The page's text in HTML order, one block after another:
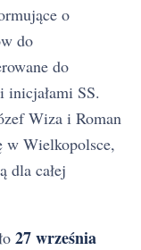
o
do
do
SS.
Wiza i Roman
w Wielkopolsce,
dla całej
27 września